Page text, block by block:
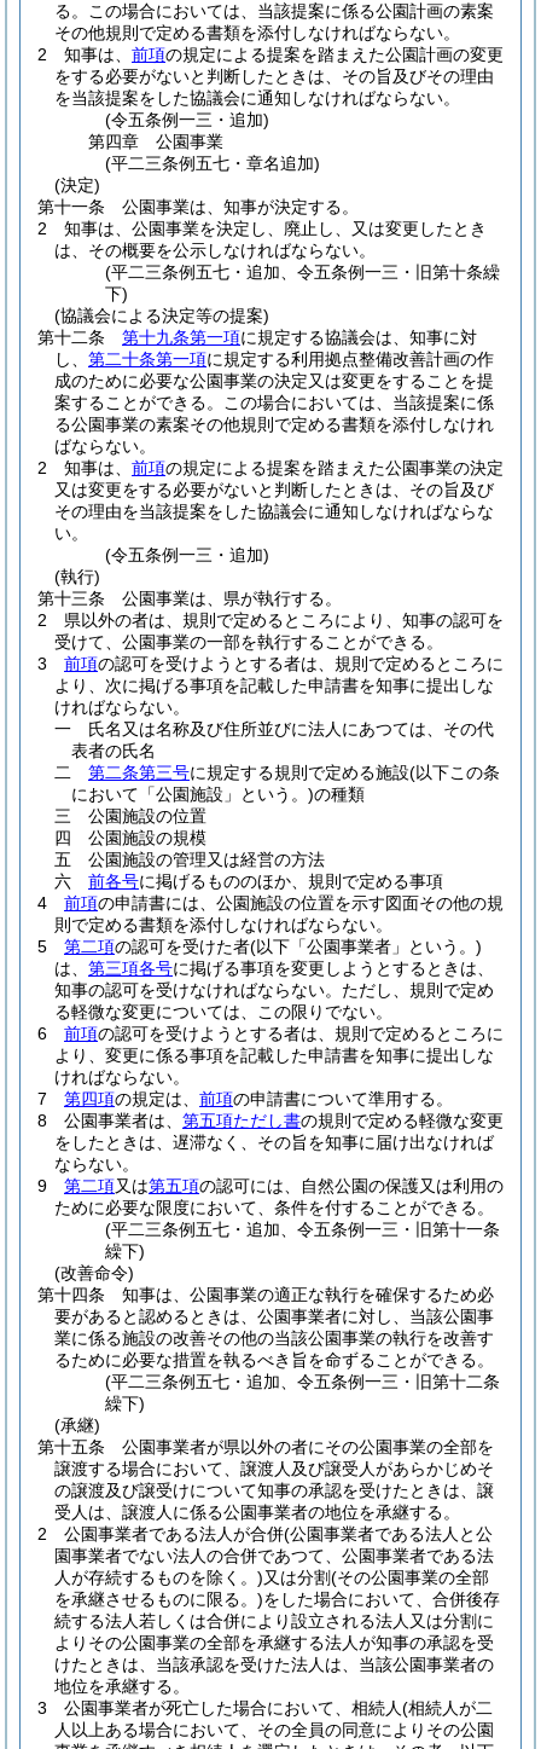
る。
この場合においては、当該提案に係る公園計画の素案
その他規則で定める書類を添付しなければならない。
2
知事は、 前項の規定による提案を踏まえた公園計画の変更
をする必要がないと判断したときは、その旨及びその理由
を当該提案をした協議会に通知しなければならない。
(令五条例一三・追加)
第四章
公園事業
(平二三条例五七・章名追加)
(決定)
第十一条
公園事業は、知事が決定する。
2
知事は、公園事業を決定し、廃止し、又は変更したとき
は、その概要を公示しなければならない。
(平二三条例五七・追加、令五条例一三・旧第十条繰
下)
(協議会による決定等の提案)
第十二条
第十九条第一項に規定する協議会は、知事に対
し、 第二十条第一項に規定する利用拠点整備改善計画の作
成のために必要な公園事業の決定又は変更をすることを提
案することができる。
この場合においては、当該提案に係
る公園事業の素案その他規則で定める書類を添付しなけれ
ばならない。
2
知事は、 前項の規定による提案を踏まえた公園事業の決定
又は変更をする必要がないと判断したときは、その旨及び
その理由を当該提案をした協議会に通知しなければならな
い。
(令五条例一三・追加)
(執行)
第十三条
公園事業は、県が執行する。
2
県以外の者は、規則で定めるところにより、知事の認可を
受けて、公園事業の一部を執行することができる。
3
前項の認可を受けようとする者は、規則で定めるところに
より、次に掲げる事項を記載した申請書を知事に提出しな
ければならない。
一
氏名又は名称及び住所並びに法人にあつては、その代
表者の氏名
二
第二条第三号に規定する規則で定める施設(以下この条
において「公園施設」という。)の種類
三
公園施設の位置
四
公園施設の規模
五
公園施設の管理又は経営の方法
六
前各号に掲げるもののほか、規則で定める事項
4
前項の申請書には、公園施設の位置を示す図面その他の規
則で定める書類を添付しなければならない。
5
第二項の認可を受けた者(以下「公園事業者」という。)
は、 第三項各号に掲げる事項を変更しようとするときは、
知事の認可を受けなければならない。 ただし、規則で定め
る軽微な変更については、この限りでない。
6
前項の認可を受けようとする者は、規則で定めるところに
より、変更に係る事項を記載した申請書を知事に提出しな
ければならない。
7
第四項の規定は、 前項の申請書について準用する。
8
公園事業者は、 第五項ただし書の規則で定める軽微な変更
をしたときは、遅滞なく、その旨を知事に届け出なければ
ならない。
9
第二項又は第五項の認可には、自然公園の保護又は利用の
ために必要な限度において、条件を付することができる。
(平二三条例五七・追加、令五条例一三・旧第十一条
繰下)
(改善命令)
第十四条
知事は、公園事業の適正な執行を確保するため必
要があると認めるときは、公園事業者に対し、当該公園事
業に係る施設の改善その他の当該公園事業の執行を改善す
るために必要な措置を執るべき旨を命ずることができる。
(平二三条例五七・追加、令五条例一三・旧第十二条
繰下)
(承継)
第十五条
公園事業者が県以外の者にその公園事業の全部を
譲渡する場合において、譲渡人及び譲受人があらかじめそ
の譲渡及び譲受けについて知事の承認を受けたときは、譲
受人は、譲渡人に係る公園事業者の地位を承継する。
2
公園事業者である法人が合併(公園事業者である法人と公
園事業者でない法人の合併であつて、公園事業者である法
人が存続するものを除く。)又は分割(その公園事業の全部
を承継させるものに限る。)をした場合において、合併後存
続する法人若しくは合併により設立される法人又は分割に
よりその公園事業の全部を承継する法人が知事の承認を受
けたときは、当該承認を受けた法人は、当該公園事業者の
地位を承継する。
3
公園事業者が死亡した場合において、相続人(相続人が二
人以上ある場合において、その全員の同意によりその公園